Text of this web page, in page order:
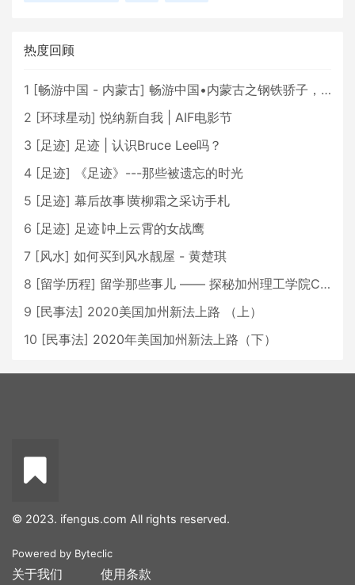
热度回顾
1 [畅游中国 - 内蒙古] 畅游中国•内蒙古之钢铁骄子，魅力包头
2 [环球星动] 悦纳新自我 | AIF电影节
3 [足迹] 足迹 | 认识Bruce Lee吗？
4 [足迹]
《足迹》---那些被遗忘的时光
5 [足迹] 幕后故事∣黄柳霜之采访手札
6 [足迹] 足迹∣冲上云霄的女战鹰
7 [风水] 如何买到风水靓屋 - 黄楚琪
8 [留学历程] 留学那些事儿 —— 探秘加州理工学院Caltech博士生活 [上集]
9 [民事法] 2020美国加州新法上路 （上）
10 [民事法] 2020年美国加州新法上路（下）
© 2023. ifengus.com All rights reserved.
Powered by Byteclic
关于我们 使用条款